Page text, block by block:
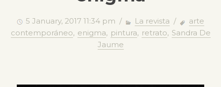
5 January, 2017 11:34 pm / La revista /
arte
contemporáneo, enigma, pintura, retrato, Sandra De
Jaume